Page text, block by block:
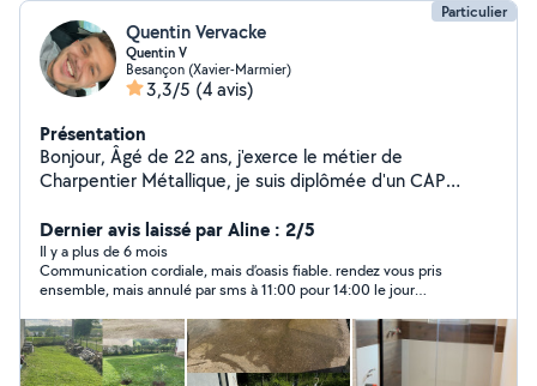
Particulier
Quentin Vervacke
Quentin V
Besançon (Xavier-Marmier)
3,3/5 (4 avis)
Présentation
Bonjour, Âgé de 22 ans, j'exerce le métier de
Charpentier Métallique, je suis diplômée d'un CAP
très actif et bricoleur, diverses tâches me conviennent
d'accomplir une petite conditions : - Pas disponible le
dimanche, Je réalise, en extérieur : - Tonte, -
Débrouillage, - Karcher, - Taillage de haie, - Désherbage,
En intérieur : - petits travaux - Montage de meubles,
Petit + : Aide aux déménagements Pour plus d'info,
envoyer moi un message
Dernier avis laissé par Aline : 2/5
Il y a plus de 6 mois
Communication cordiale, mais d’oasis fiable. rendez vous pris
ensemble, mais annulé par sms à 11:00 pour 14:00 le jour